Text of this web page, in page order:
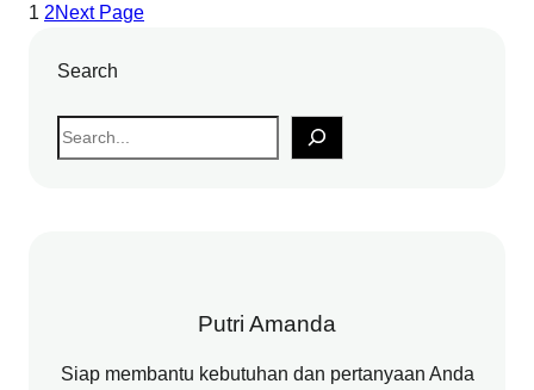
1 2Next Page
Search
S
e
Putri Amanda
Siap membantu kebutuhan dan pertanyaan Anda